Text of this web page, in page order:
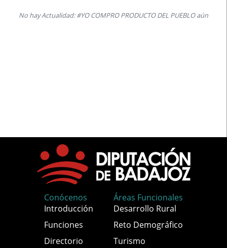
No hay Actualidad: #YO COMPRO PRODUCTO DEL PUEBLO aún
Conócenos
Introducción
Funciones
Directorio
Áreas Funcionales
Desarrollo Rural
Reto Demográfico
Turismo